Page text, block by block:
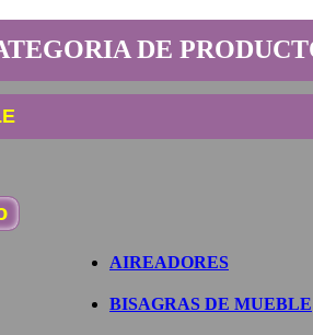
DE
AIREADORES
BISAGRAS DE MUEBLE